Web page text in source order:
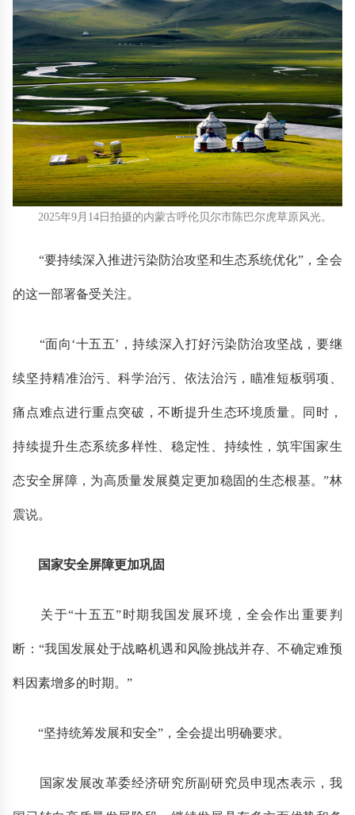
2025年9月14日拍摄的内蒙古呼伦贝尔市陈巴尔虎草原风光。
“要持续深入推进污染防治攻坚和生态系统优化”，全会
的这一部署备受关注。
“面向‘十五五’，持续深入打好污染防治攻坚战，要继
续坚持精准治污、科学治污、依法治污，瞄准短板弱项、
痛点难点进行重点突破，不断提升生态环境质量。同时，
持续提升生态系统多样性、稳定性、持续性，筑牢国家生
态安全屏障，为高质量发展奠定更加稳固的生态根基。”林
震说。
国家安全屏障更加巩固
关于“十五五”时期我国发展环境，全会作出重要判
断：“我国发展处于战略机遇和风险挑战并存、不确定难预
料因素增多的时期。”
“坚持统筹发展和安全”，全会提出明确要求。
国家发展改革委经济研究所副研究员申现杰表示，我